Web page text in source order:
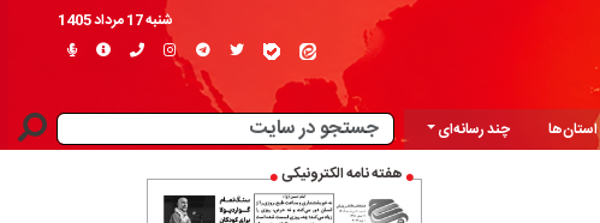
شنبه 17 مرداد 1405
استان‌ها
چند رسانه‌ای
هفته نامه الکترونیکی